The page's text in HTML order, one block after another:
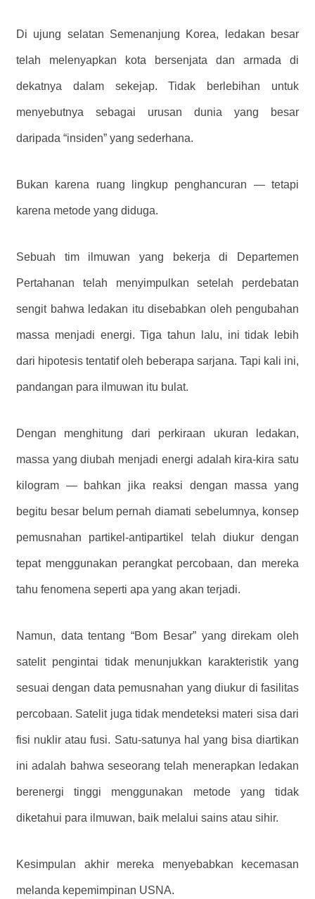
Di ujung selatan Semenanjung Korea, ledakan besar
telah melenyapkan kota bersenjata dan armada di
dekatnya dalam sekejap. Tidak berlebihan untuk
menyebutnya sebagai urusan dunia yang besar
daripada “insiden” yang sederhana.
Bukan karena ruang lingkup penghancuran — tetapi
karena metode yang diduga.
Sebuah tim ilmuwan yang bekerja di Departemen
Pertahanan telah menyimpulkan setelah perdebatan
sengit bahwa ledakan itu disebabkan oleh pengubahan
massa menjadi energi. Tiga tahun lalu, ini tidak lebih
dari hipotesis tentatif oleh beberapa sarjana. Tapi kali ini,
pandangan para ilmuwan itu bulat.
Dengan menghitung dari perkiraan ukuran ledakan,
massa yang diubah menjadi energi adalah kira-kira satu
kilogram — bahkan jika reaksi dengan massa yang
begitu besar belum pernah diamati sebelumnya, konsep
pemusnahan partikel-antipartikel telah diukur dengan
tepat menggunakan perangkat percobaan, dan mereka
tahu fenomena seperti apa yang akan terjadi.
Namun, data tentang “Bom Besar” yang direkam oleh
satelit pengintai tidak menunjukkan karakteristik yang
sesuai dengan data pemusnahan yang diukur di fasilitas
percobaan. Satelit juga tidak mendeteksi materi sisa dari
fisi nuklir atau fusi. Satu-satunya hal yang bisa diartikan
ini adalah bahwa seseorang telah menerapkan ledakan
berenergi tinggi menggunakan metode yang tidak
diketahui para ilmuwan, baik melalui sains atau sihir.
Kesimpulan akhir mereka menyebabkan kecemasan
melanda kepemimpinan USNA.